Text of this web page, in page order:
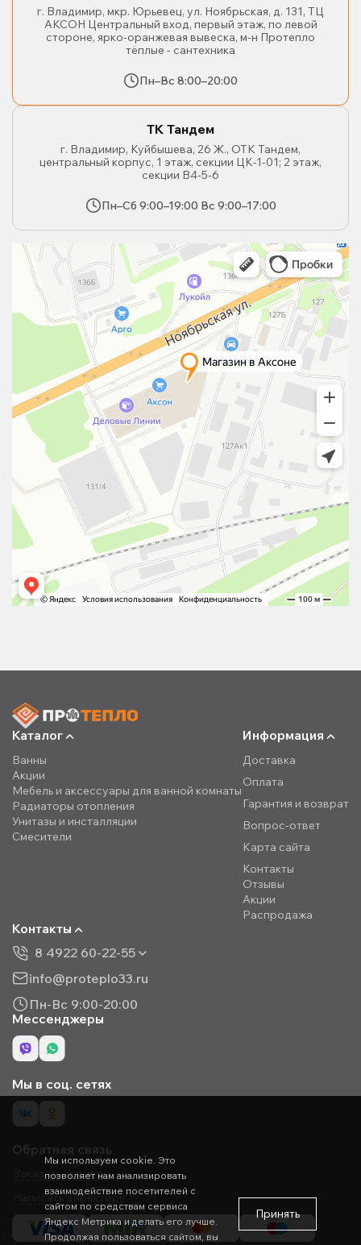
г. Владимир, мкр. Юрьевец, ул. Ноябрьская, д. 131, ТЦ
АКСОН Центральный вход, первый этаж, по левой
стороне, ярко-оранжевая вывеска, м-н Протепло
тёплые - сантехника
Пн–Вс 8:00–20:00
ТК Тандем
г. Владимир, Куйбышева, 26 Ж., ОТК Тандем,
центральный корпус, 1 этаж, секции ЦК-1-01; 2 этаж,
секции В4-5-6
Пн–Сб 9:00–19:00 Вс 9:00–17:00
Каталог
Ванны
Акции
Мебель и аксессуары для ванной комнаты
Радиаторы отопления
Унитазы и инсталляции
Смесители
Информация
Доставка
Оплата
Гарантия и возврат
Вопрос-ответ
Карта сайта
Контакты
Отзывы
Акции
Распродажа
Контакты
8 4922 60-22-55
info@proteplo33.ru
Пн-Вс 9:00-20:00
Мессенджеры
Мы в соц. сетях
Обратная связь
Заказать звонок
Написать директору
Мы используем cookie. Это
позволяет нам анализировать
взаимодействие посетителей с
сайтом по средствам сервиса
Яндекс Метрика и делать его лучше.
Продолжая пользоваться сайтом, вы
Принять